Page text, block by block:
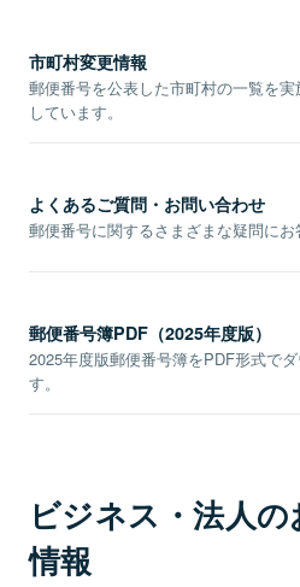
市町村変更情報
郵便番号を公表した市町村の一覧を
しています。
よくあるご質問・お問い合わせ
郵便番号に関するさまざまな疑問にお
郵便番号簿PDF（2025年度版）
2025年度版郵便番号簿をPDF形式で
す。
ビジネス・法人
情報